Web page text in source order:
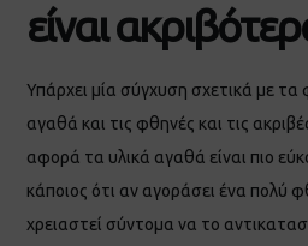
είναι
Υπάρχει μία σύγχυση σχετικά με τα
αγαθά και τις φθηνές και τις
αφορά τα υλικά αγαθά είναι πιο
κάποιος ότι αν αγοράσει ένα πολύ
χρειαστεί σύντομα να το